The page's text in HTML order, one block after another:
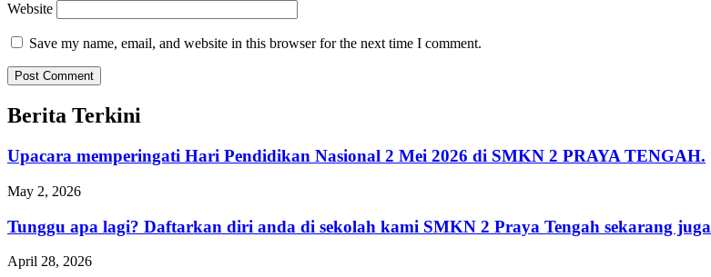
Website
Save my name, email, and website in this browser for the next time I comment.
Berita Terkini
Upacara memperingati Hari Pendidikan Nasional 2 Mei 2026 di SMKN 2 PRAYA TENGAH.
May 2, 2026
Tunggu apa lagi? Daftarkan diri anda di sekolah kami SMKN 2 Praya Tengah sekarang juga
April 28, 2026